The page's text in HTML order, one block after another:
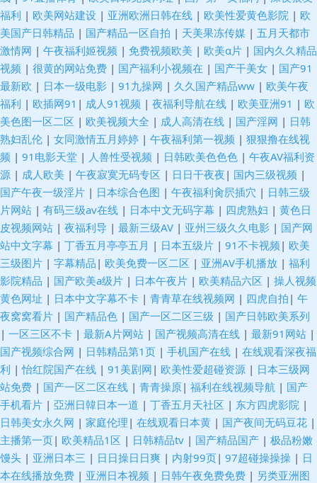
福利 | 欧美网站建设 | 亚洲欧洲日韩在线 | 欧美性爱黄色影院 | 欧
美国产日韩精品 | 国产精品一区自拍 | 天美果冻传媒 | 五月天都市
激情网 | 午夜福利姬视频 | 免费视频欧美 | 欧美α片 | 国内久久精品
视频 | 很黄的网站免费 | 国产福利小视频在 | 国产干美女 | 国产91
最新欧 | 日本一级电影 | 91九操网 | 久久国产精品ww | 欧美午夜
福利 | 欧插网91 | 成人91视频 | 夜福利导航在线 | 欧美亚洲91 | 欧
美色图一区二区 | 欧美视频大全 | 成人高清在线 | 国产淫网 | 日韩
熟妇乱伦 | 女同激情五月婷婷 | 午夜福利第一视频 | 狠狠撸在线视
频 | 91电影天堂 | 人兽性受视频 | 日韩欧美色色色 | 午夜AV福利资
源 | 成人欧美 | 午夜寂寞无码专区 | 日日干夜夜 | 国内三级视频 |
国产午夜一级淫片 | 日本综合色图 | 午夜福利肏屄插穴 | 日韩三级
片网站 | 有码三级av在线 | 日本中文无码字幕 | 四虎熟妇 | 黄色日
皮视频网站 | 夜福利导 | 最新三级AV | 亚州三级久久电影 | 国产网
站中文字幕 | 丁香五月亭亭五月 | 日本五级片 | 91不卡视频 | 欧美
三级图片 | 字幕精品 | 欧美免费一区二区 | 亚洲AV手机播放 | 福利
影院精品 | 国产欧美a级片 | 日本午夜片 | 欧美精品六区 | 操人视频
黄色网址 | 日本中文字幕不卡 | 青青草在线视频网 | 四虎自拍 | 午
夜窝窝看片 | 国产精品色 | 国产一区二区三级 | 国产日韩欧美系列
| 一区三区不卡 | 最新A片网站 | 国产视频高清在线 | 最新91网站 |
国产视频综合网 | 日韩精品第1页 | 手机国产在线 | 在线观看深夜福
利 |怡红院国产在线 | 91美剧网 | 欧美性爱超碰资源 | 日本三级网
站免费 | 国产一区二区在线 | 青青操原| 福利在线视频导航 | 国产
手机看片 | 亞洲日韓日本一道 | 丁香五月天社区 | 东方四虎影院 |
日韩美女永久网 | 家庭伦理 | 在线观看日本黄 | 国产夜间无码豆花 |
主播第一页| 欧美精品1区 | 日韩精品tv | 国产精品国产 | 极品粉嫩
馒头 | 亚洲日本三 | 日日操日日爽 | 内射99页| 97超碰操操操 | 日
本在线播放免费 | 亚洲日本视频 | 日韩午夜免费免费 | 另类亚洲图